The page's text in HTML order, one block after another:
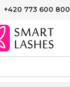
+420 773 600 800